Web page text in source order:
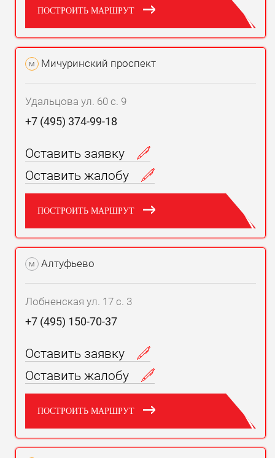
ПОСТРОИТЬ МАРШРУТ
м Мичуринский проспект
Удальцова ул. 60 с. 9
+7 (495) 374-99-18
Оставить заявку
Оставить жалобу
ПОСТРОИТЬ МАРШРУТ
м Алтуфьево
Лобненская ул. 17 с. 3
+7 (495) 150-70-37
Оставить заявку
Оставить жалобу
ПОСТРОИТЬ МАРШРУТ